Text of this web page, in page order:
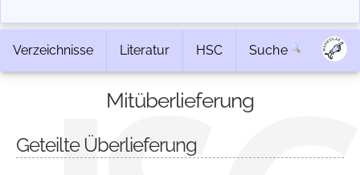
Verzeichnisse Literatur HSC Suche
Mitüberlieferung
Geteilte Überlieferung